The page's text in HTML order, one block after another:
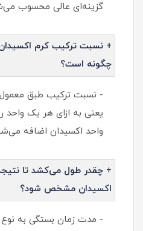
گزینه‌ای عالی محسوب
چگونه است؟
یعنی به ازای هر یک
واحد اکسیدان اضافه
+ چقدر طول می‌کشد تا
اکسیدان مشخص شود؟
- مدت زمان بستگی به